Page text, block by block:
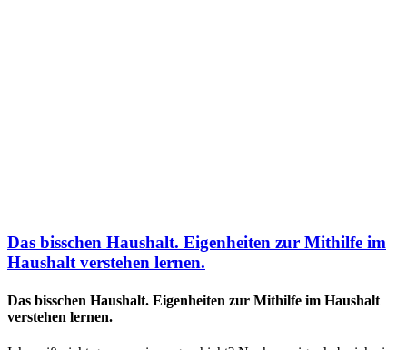
Das bisschen Haushalt. Eigenheiten zur Mithilfe im
Haushalt verstehen lernen.
Das bisschen Haushalt. Eigenheiten zur Mithilfe im Haushalt
verstehen lernen.